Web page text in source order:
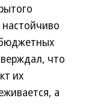
что
их
а